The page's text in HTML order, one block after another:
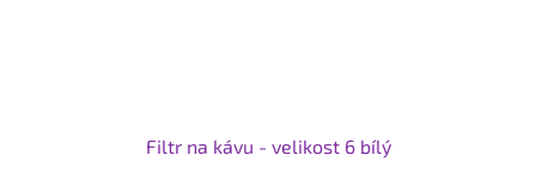
Filtr na kávu - velikost 6 bílý